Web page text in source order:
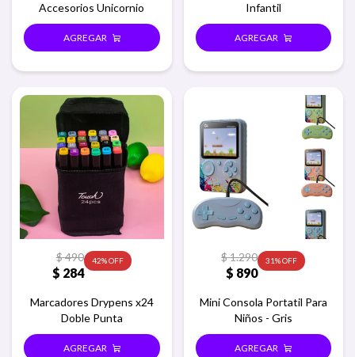
Accesorios Unicornio
Infantil
$ 284
$490 42
Marcadores Drypens x24
Doble Punta
$ 890
$1.290 31
Mini Consola Portatil Para
Niños - Gris